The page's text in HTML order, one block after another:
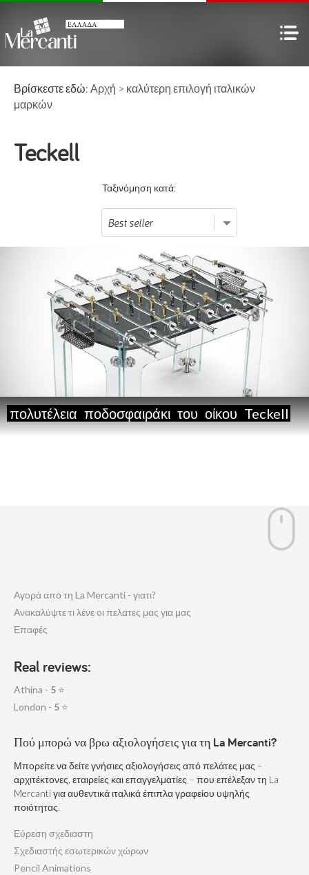
Βρίσκεστε εδώ: Αρχή > καλύτερη επιλογή ιταλικών
μαρκών
Teckell
Ταξινόμηση κατά:
πολυτέλεια ποδοσφαιράκι του οίκου Teckell
Αγορά από τη La Mercanti - γιατι?
Ανακαλύψτε τι λένε οι πελατες μας για μας
Επαφές
Real reviews:
Athina - 5 ⭐
London - 5 ⭐
Πού μπορώ να βρω αξιολογήσεις για τη La Mercanti?
Μπορείτε να δείτε γνήσιες αξιολογήσεις από πελάτες μας –
αρχιτέκτονες, εταιρείες και επαγγελματίες – που επέλεξαν τη La
Mercanti για αυθεντικά ιταλικά έπιπλα γραφείου υψηλής
ποιότητας.
Εύρεση σχεδιαστη
Σχεδιαστής εσωτερικών χώρων
Pencil Animations